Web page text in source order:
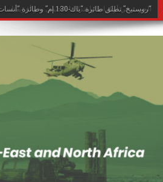
“روستيخ” تطلق طائرة “ياك-130 إم” وطائرة “أنسات-إم” المُستبدلة للواردات في معرض دبي للطيران 2025